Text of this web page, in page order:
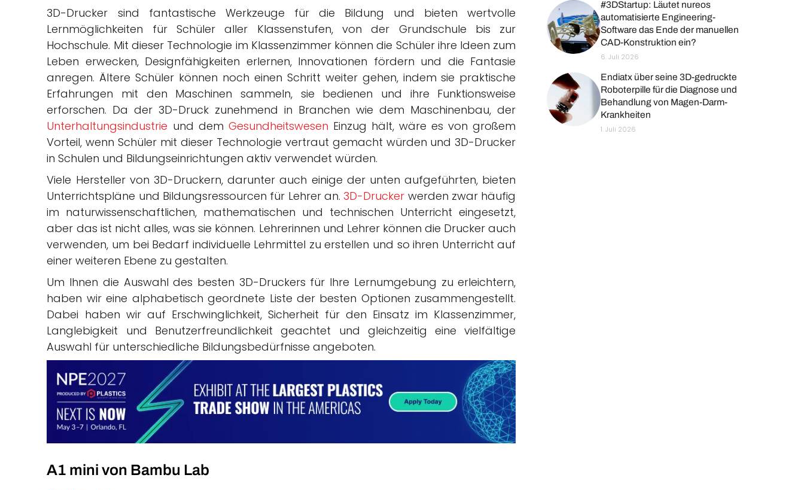
3D-Drucker sind fantastische Werkzeuge für die Bildung und bieten wertvolle
Lernmöglichkeiten für Schüler aller Klassenstufen, von der Grundschule bis zur
Hochschule. Mit dieser Technologie im Klassenzimmer können die Schüler ihre Ideen zum
Leben erwecken, Designfähigkeiten erlernen, Innovationen fördern und die Fantasie
anregen. Ältere Schüler können noch einen Schritt weiter gehen, indem sie praktische
Erfahrungen mit den Maschinen sammeln, sie bedienen und ihre Funktionsweise
erforschen. Da der 3D-Druck zunehmend in Branchen wie dem Maschinenbau, der
Unterhaltungsindustrie und dem Gesundheitswesen Einzug hält, wäre es von großem
Vorteil, wenn Schüler mit dieser Technologie vertraut gemacht würden und 3D-Drucker
in Schulen und Bildungseinrichtungen aktiv verwendet würden.
Viele Hersteller von 3D-Druckern, darunter auch einige der unten aufgeführten, bieten
Unterrichtspläne und Bildungsressourcen für Lehrer an. 3D-Drucker werden zwar häufig
im naturwissenschaftlichen, mathematischen und technischen Unterricht eingesetzt,
aber das ist nicht alles, was sie können. Lehrerinnen und Lehrer können die Drucker auch
verwenden, um bei Bedarf individuelle Lehrmittel zu erstellen und so ihren Unterricht auf
einer weiteren Ebene zu gestalten.
Um Ihnen die Auswahl des besten 3D-Druckers für Ihre Lernumgebung zu erleichtern,
haben wir eine alphabetisch geordnete Liste der besten Optionen zusammengestellt.
Dabei haben wir auf Erschwinglichkeit, Sicherheit für den Einsatz im Klassenzimmer,
Langlebigkeit und Benutzerfreundlichkeit geachtet und gleichzeitig eine vielfältige
Auswahl für unterschiedliche Bildungsbedürfnisse angeboten.
A1 mini von Bambu Lab
#3DStartup: Läutet nureos
automatisierte Engineering-
Software das Ende der manuellen
CAD-Konstruktion ein?
6. Juli 2026
Endiatx über seine 3D-gedruckte
Roboterpille für die Diagnose und
Behandlung von Magen-Darm-
Krankheiten
1. Juli 2026